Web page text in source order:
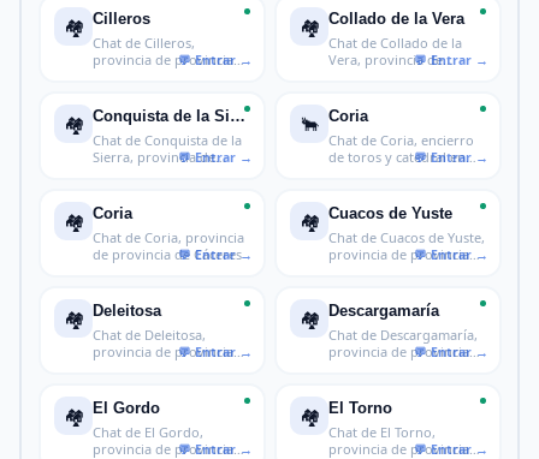
🏘️ Cilleros
Chat de Cilleros,
provincia de provincia
🏘️ Collado de la Vera
Chat de Collado de la
Vera, provincia de
🏘️ Conquista de la Sierra
Chat de Conquista de la
Sierra, provincia de
🐂 Coria
Chat de Coria, encierro
de toros y catedral en
🏘️ Coria
Chat de Coria, provincia
de provincia de Cáceres
🏘️ Cuacos de Yuste
Chat de Cuacos de Yuste,
provincia de provincia
🏘️ Deleitosa
Chat de Deleitosa,
provincia de provincia
🏘️ Descargamaría
Chat de Descargamaría,
provincia de provincia
🏘️ El Gordo
Chat de El Gordo,
provincia de provincia
🏘️ El Torno
Chat de El Torno,
provincia de provincia